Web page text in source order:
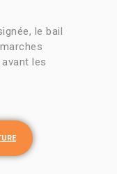
le bail
les